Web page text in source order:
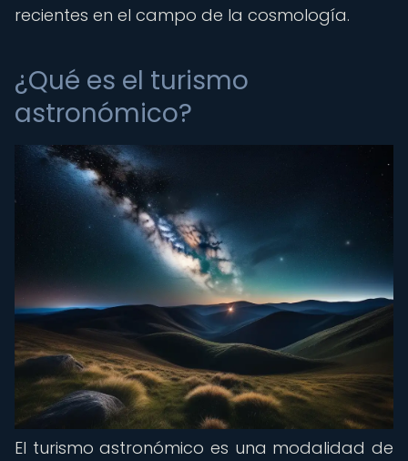
recientes en el campo de la cosmología.
¿Qué es el turismo
astronómico?
El turismo astronómico es una modalidad de